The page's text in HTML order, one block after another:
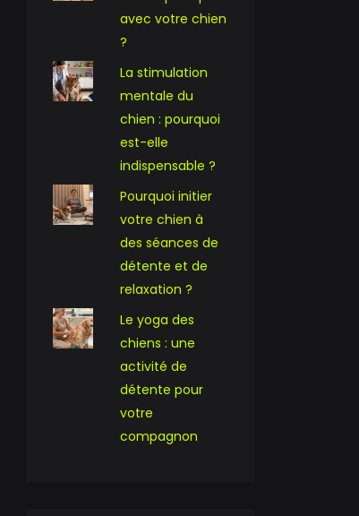
avec votre chien
?
La stimulation
mentale du
chien : pourquoi
est-elle
indispensable ?
Pourquoi initier
votre chien à
des séances de
détente et de
relaxation ?
Le yoga des
chiens : une
activité de
détente pour
votre
compagnon